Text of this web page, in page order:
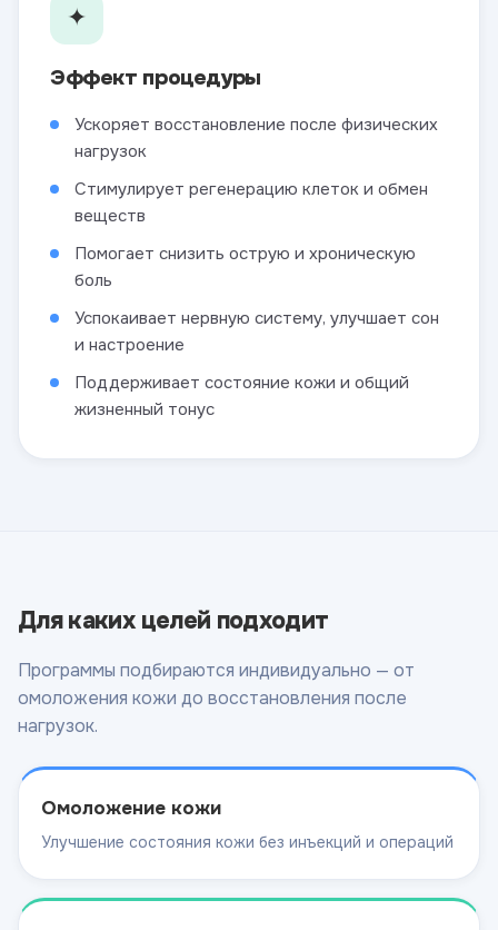
✦
Эффект процедуры
Ускоряет восстановление после физических
нагрузок
Стимулирует регенерацию клеток и обмен
веществ
Помогает снизить острую и хроническую
боль
Успокаивает нервную систему, улучшает сон
и настроение
Поддерживает состояние кожи и общий
жизненный тонус
Для каких целей подходит
Программы подбираются индивидуально — от
омоложения кожи до восстановления после
нагрузок.
Омоложение кожи
Улучшение состояния кожи без инъекций и операций